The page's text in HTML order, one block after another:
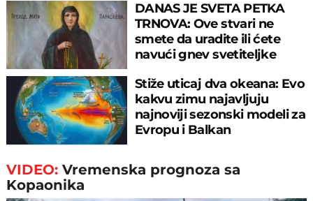
DANAS JE SVETA PETKA
TRNOVA: Ove stvari ne
smete da uradite ili ćete
navući gnev svetiteljke
Stiže uticaj dva okeana: Evo
kakvu zimu najavljuju
najnoviji sezonski modeli za
Evropu i Balkan
VIDEO:Vremenska prognoza sa
Kopaonika